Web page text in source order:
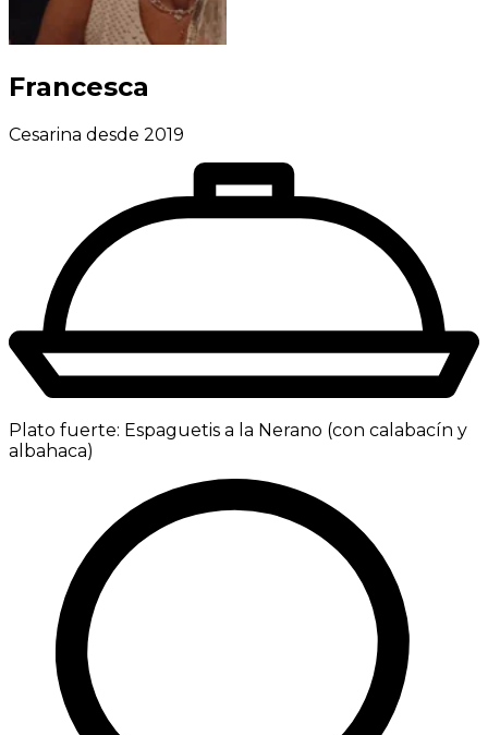
Francesca
Cesarina desde 2019
Plato fuerte: Espaguetis a la Nerano (con calabacín y
albahaca)